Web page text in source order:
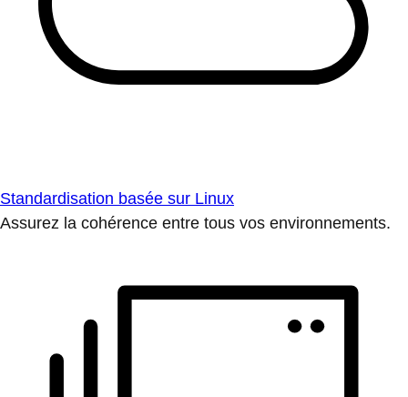
Standardisation basée sur Linux
Assurez la cohérence entre tous vos environnements.